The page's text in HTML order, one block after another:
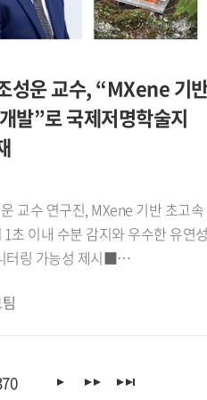
무리됐다.이번 학술대회는 한일
시아의 무슬림 이주민이라는 공통
.
롯해 아비르 파이살(Abeer Faisal)
관, 조지 해리슨(George Harrison)
향후 활동에 대한 기대를 전했다.
터 코디네이터가 'GBSI
VISION 2030'을 주제로 센터의
을 발표했다. 이어 노지현
, 김규연 이화여자대학교
후연구원, 에마누엘라 도린 코피
녹색기후기금(GCF) 프로그램
발표와 토론에 참여해 한-
어갔다.이번 포럼은
동 연구를 확대하는 계기가 됐다.
성운 교수, “MXene 기
발”로 국제저명학술지
교수 연구진, MXene 기반 초고속
초 이내 수분 감지와 우수한 유연
터링 가능성 제시■
게재우리 대학
수 연구진이 실리카 나노입자와
시스템에 성공적으로 적용했다고